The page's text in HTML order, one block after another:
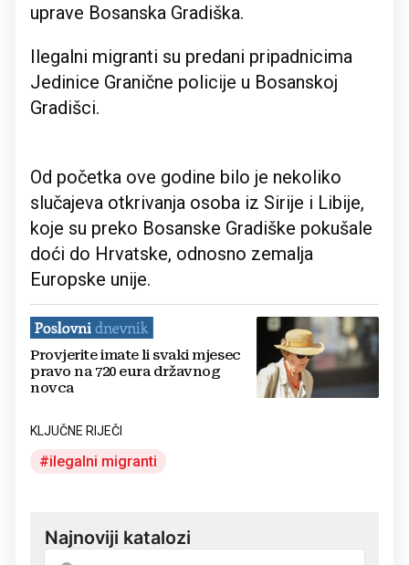
uprave Bosanska Gradiška.
Ilegalni migranti su predani pripadnicima
Jedinice Granične policije u Bosanskoj
Gradišci.
Od početka ove godine bilo je nekoliko
slučajeva otkrivanja osoba iz Sirije i Libije,
koje su preko Bosanske Gradiške pokušale
doći do Hrvatske, odnosno zemalja
Europske unije.
Provjerite imate li svaki mjesec
pravo na 720 eura državnog
novca
KLJUČNE RIJEČI
ilegalni migranti